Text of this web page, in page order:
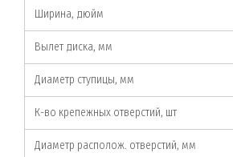
Ширина, дюйм
Вылет диска, мм
Диаметр ступицы, мм
К-во крепежных отверстий, шт
Диаметр располож. отверстий, мм